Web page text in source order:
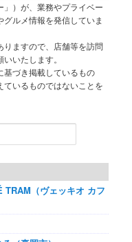
）が、業務やプライベー
ルメ情報を発信していま
りますので、店舗等を訪問
いたします。
基づき掲載しているもの
いるものではないことを
TRAM（ヴェッキオ カフ